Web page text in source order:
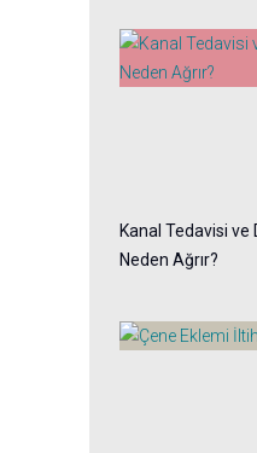
Kanal Tedavisi ve
Neden Ağrır?